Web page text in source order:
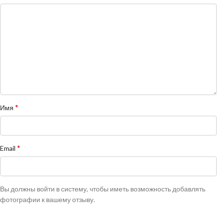
Имя *
Email *
Вы должны войти в систему, чтобы иметь возможность добавлять
фотографии к вашему отзыву.